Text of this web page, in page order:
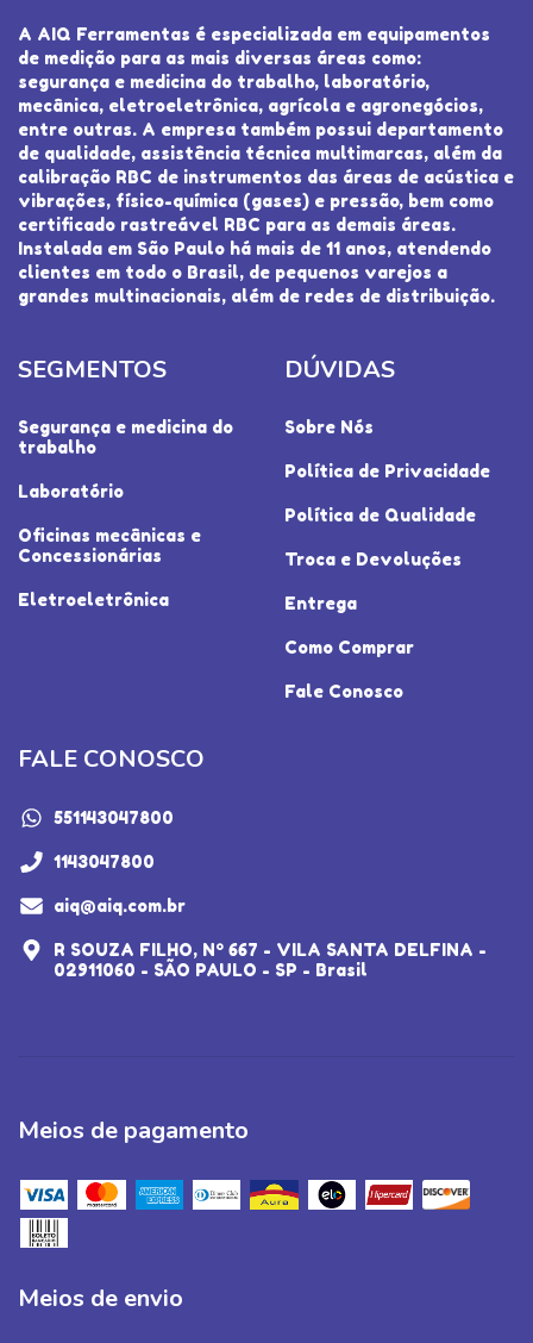
A AIQ Ferramentas é especializada em equipamentos
de medição para as mais diversas áreas como:
segurança e medicina do trabalho, laboratório,
mecânica, eletroeletrônica, agrícola e agronegócios,
entre outras. A empresa também possui departamento
de qualidade, assistência técnica multimarcas, além da
calibração RBC de instrumentos das áreas de acústica e
vibrações, físico-química (gases) e pressão, bem como
certificado rastreável RBC para as demais áreas.
Instalada em São Paulo há mais de 11 anos, atendendo
clientes em todo o Brasil, de pequenos varejos a
grandes multinacionais, além de redes de distribuição.
SEGMENTOS
Segurança e medicina do
trabalho
Laboratório
Oficinas mecânicas e
Concessionárias
Eletroeletrônica
DÚVIDAS
Sobre Nós
Política de Privacidade
Política de Qualidade
Troca e Devoluções
Entrega
Como Comprar
Fale Conosco
FALE CONOSCO
551143047800
1143047800
aiq@aiq.com.br
R SOUZA FILHO, Nº 667 - VILA SANTA DELFINA -
02911060 - SÃO PAULO - SP - Brasil
Meios de pagamento
Meios de envio